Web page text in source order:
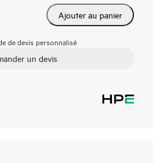
Ajouter au panier
de devis personnalisé
un devis